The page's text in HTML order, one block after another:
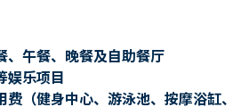
、午餐、晚餐及自助餐厅
娱乐项目
费（健身中心、游泳池、按摩浴缸